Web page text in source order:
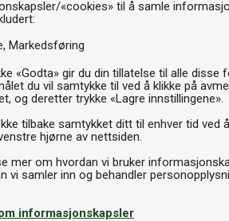
«cookies» til å samle
Markedsføring
«Godta» gir du din tillatelse til alle disse
du vil samtykke til ved å klikke på
og deretter trykke «Lagre innstillingene».
tilbake samtykket ditt til enhver tid ved
hjørne av nettsiden.
mer om hvordan vi bruker
vi samler inn og behandler
informasjonskapsler